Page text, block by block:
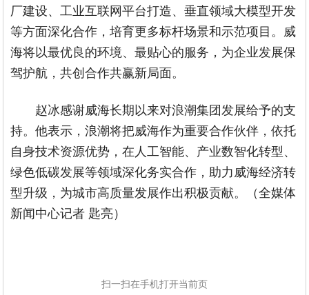
厂建设、工业互联网平台打造、垂直领域大模型开发
等方面深化合作，培育更多标杆场景和示范项目。威
海将以最优良的环境、最贴心的服务，为企业发展保
驾护航，共创合作共赢新局面。
赵冰感谢威海长期以来对浪潮集团发展给予的支
持。他表示，浪潮将把威海作为重要合作伙伴，依托
自身技术资源优势，在人工智能、产业数智化转型、
绿色低碳发展等领域深化务实合作，助力威海经济转
型升级，为城市高质量发展作出积极贡献。（全媒体
新闻中心记者 匙亮）
扫一扫在手机打开当前页